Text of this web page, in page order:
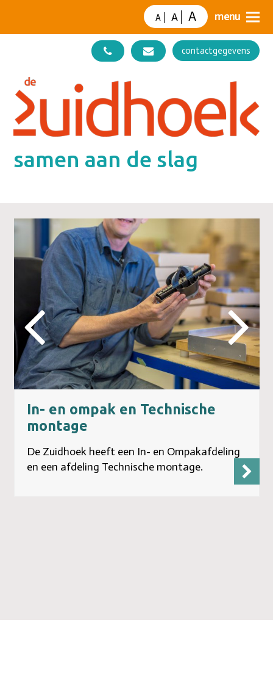
contactgegevens
A A A
samen aan de slag
In- en ompak en Technische
montage
De Zuidhoek heeft een In- en Ompakafdeling
en een afdeling Technische montage.
Next
Slide
Slide